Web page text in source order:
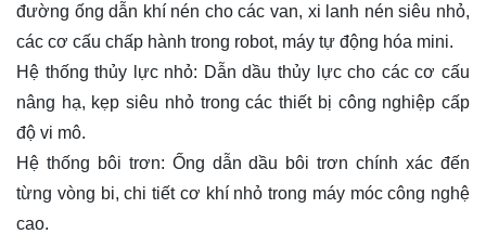
đường ống dẫn khí nén cho các van, xi lanh nén siêu nhỏ,
các cơ cấu chấp hành trong robot, máy tự động hóa mini.
Hệ thống thủy lực nhỏ: Dẫn dầu thủy lực cho các cơ cấu
nâng hạ, kẹp siêu nhỏ trong các thiết bị công nghiệp cấp
độ vi mô.
Hệ thống bôi trơn: Ống dẫn dầu bôi trơn chính xác đến
từng vòng bi, chi tiết cơ khí nhỏ trong máy móc công nghệ
cao.